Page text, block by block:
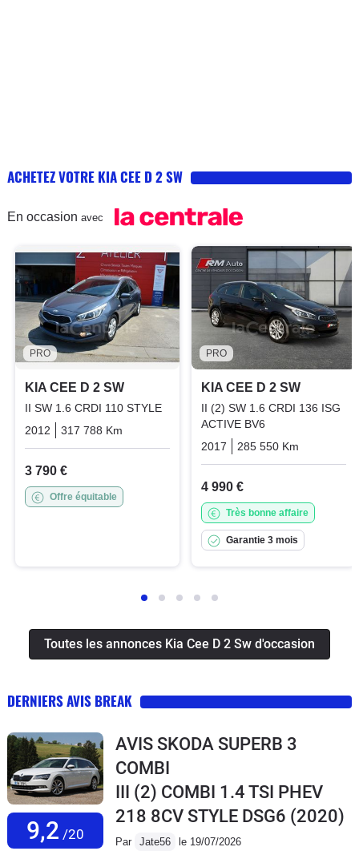
ACHETEZ VOTRE KIA CEE D 2 SW
En occasion avec
PRO
KIA CEE D 2 SW
II SW 1.6 CRDI 110 STYLE
2012
317 788 Km Diesel
3 790 €
Offre équitable
PRO
KIA CEE D 2 SW
II (2) SW 1.6 CRDI 136 ISG
ACTIVE BV6
2017
285 550 Km
4 990 €
Très bonne affaire
Garantie 3 mois
Toutes les annonces Kia Cee D 2 Sw d'occasion
DERNIERS AVIS BREAK
9,2 /20
AVIS SKODA SUPERB 3
COMBI
III (2) COMBI 1.4 TSI PHEV
218 8CV STYLE DSG6 (2020)
Par Jate56 le 19/07/2026